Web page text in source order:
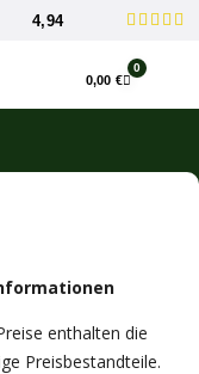
4,94     
0,00 €
0
enthalten die
Preisbestandteile.